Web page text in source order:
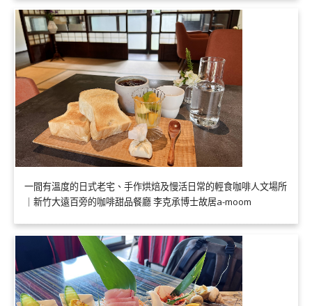
一間有溫度的日式老宅、手作烘焙及慢活日常的輕食咖啡人文場所
｜新竹大遠百旁的咖啡甜品餐廳 李克承博士故居a-moom